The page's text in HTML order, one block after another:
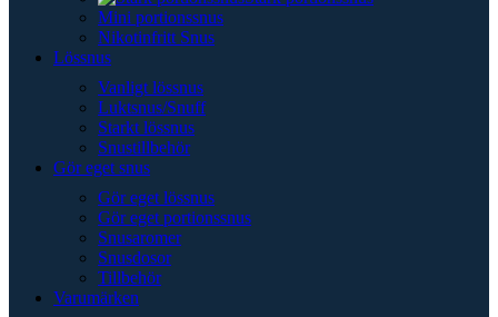
Mini portionssnus
Nikotinfritt Snus
Lössnus
Vanligt lössnus
Luktsnus/Snuff
Starkt lössnus
Snustillbehör
Gör eget snus
Gör eget lössnus
Gör eget portionssnus
Snusaromer
Snusdosor
Tillbehör
Varumärken